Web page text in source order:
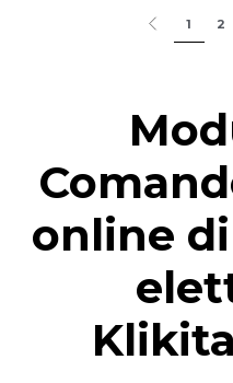
1 2
online